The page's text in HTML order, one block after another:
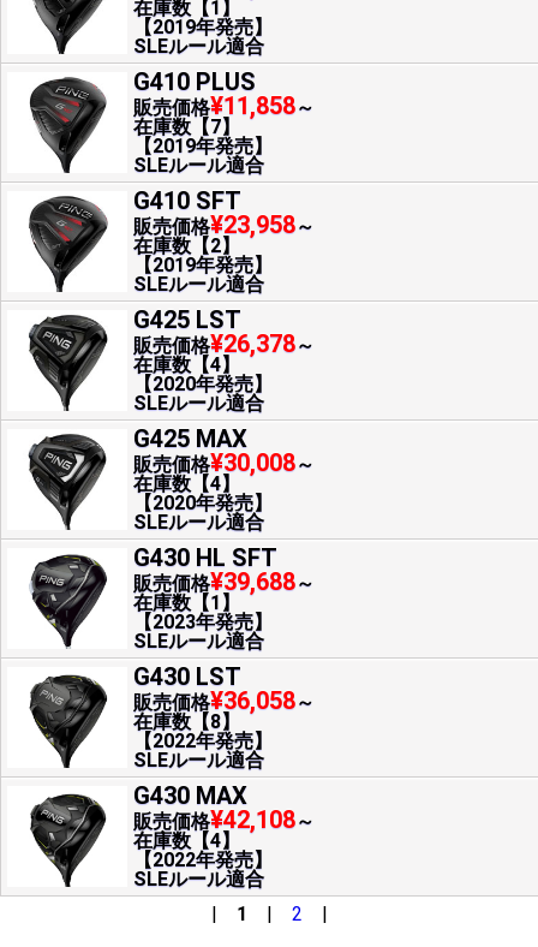
在庫数【1】
【2019年発売】
SLEルール適合
G410 PLUS
販売価格¥11,858～
在庫数【7】
【2019年発売】
SLEルール適合
G410 SFT
販売価格¥23,958～
在庫数【2】
【2019年発売】
SLEルール適合
G425 LST
販売価格¥26,378～
在庫数【4】
【2020年発売】
SLEルール適合
G425 MAX
販売価格¥30,008～
在庫数【4】
【2020年発売】
SLEルール適合
G430 HL SFT
販売価格¥39,688～
在庫数【1】
【2023年発売】
SLEルール適合
G430 LST
販売価格¥36,058～
在庫数【8】
【2022年発売】
SLEルール適合
G430 MAX
販売価格¥42,108～
在庫数【4】
【2022年発売】
SLEルール適合
| 1 | 2 |